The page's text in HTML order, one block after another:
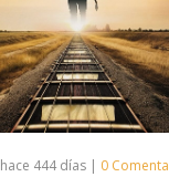
hace 444 días | 0